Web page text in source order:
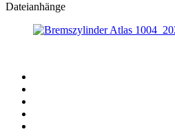
Dateianhänge